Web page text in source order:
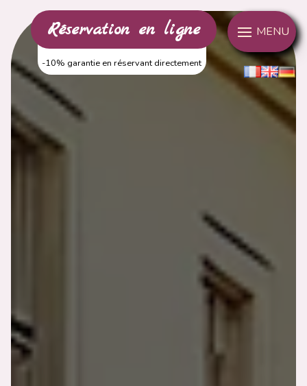
MENU
Réservation en ligne
-10% garantie en réservant directement
Panneau de gestion des cookies